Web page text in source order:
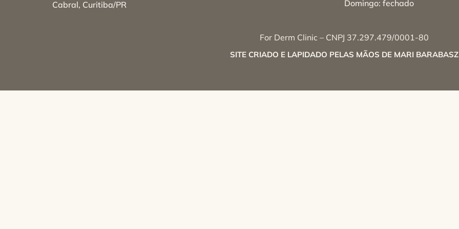
Cabral, Curitiba/PR Domingo: fechado
For Derm Clinic – CNPJ 37.297.479/0001-80
SITE CRIADO E LAPIDADO PELAS MÃOS DE MARI BARABASZ